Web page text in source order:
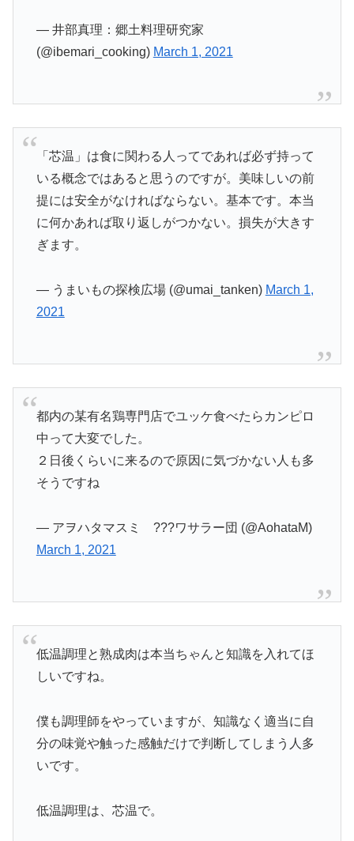
— 井部真理：郷土料理研究家
(@ibemari_cooking) March 1, 2021
「芯温」は食に関わる人ってであれば必ず持って
いる概念ではあると思うのですが。美味しいの前
提には安全がなければならない。基本です。本当
に何かあれば取り返しがつかない。損失が大きす
ぎます。
— うまいもの探検広場 (@umai_tanken) March 1,
2021
都内の某有名鶏専門店でユッケ食べたらカンピロ
中って大変でした。
２日後くらいに来るので原因に気づかない人も多
そうですね
— アヲハタマスミ ???ワサラー団 (@AohataM)
March 1, 2021
低温調理と熟成肉は本当ちゃんと知識を入れてほ
しいですね。
僕も調理師をやっていますが、知識なく適当に自
分の味覚や触った感触だけで判断してしまう人多
いです。
低温調理は、芯温で。